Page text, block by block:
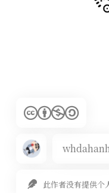
此作者没有提供个